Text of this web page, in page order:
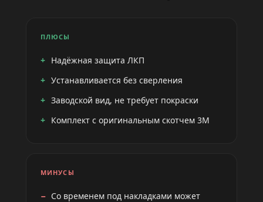
ПЛЮСЫ
Надёжная защита ЛКП
Устанавливается без сверления
Заводской вид, не требует покраски
Комплект с оригинальным скотчем 3M
МИНУСЫ
Со временем под накладками может